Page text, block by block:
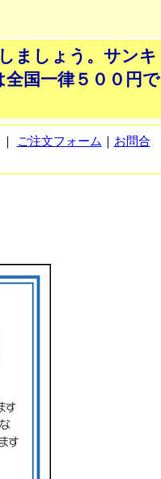
ましょう。サンキ
国一律５００円で
ご注文フォーム
お問合